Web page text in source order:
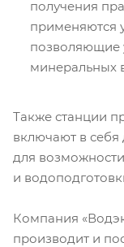
получения
применяются
позволяющие
минеральных
Также станции
включают в
для
и
Компания
производит и